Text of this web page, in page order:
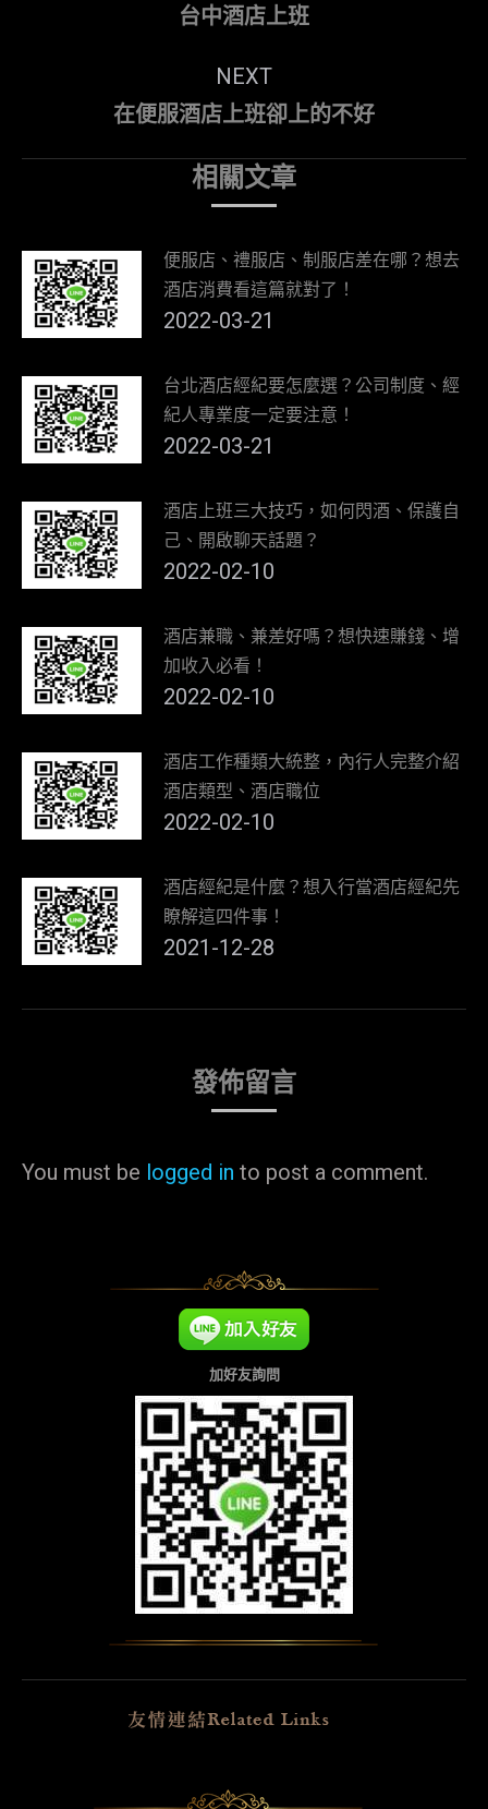
Previous
台中酒店上班
NEXT
Next
在便服酒店上班卻上的不好
相關文章
便服店、禮服店、制服店差在哪？想去
酒店消費看這篇就對了！
2022-03-21
台北酒店經紀要怎麼選？公司制度、經
紀人專業度一定要注意！
2022-03-21
酒店上班三大技巧，如何閃酒、保護自
己、開啟聊天話題？
2022-02-10
酒店兼職、兼差好嗎？想快速賺錢、增
加收入必看！
2022-02-10
酒店工作種類大統整，內行人完整介紹
酒店類型、酒店職位
2022-02-10
酒店經紀是什麼？想入行當酒店經紀先
瞭解這四件事！
2021-12-28
發佈留言
You must be logged in to post a comment.
加好友詢問